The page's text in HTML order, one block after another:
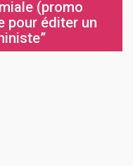
(promo
pour éditer un